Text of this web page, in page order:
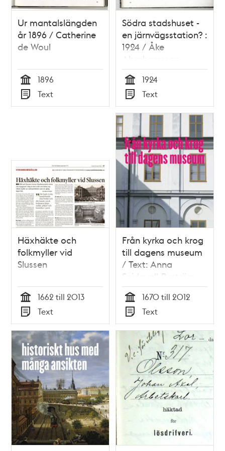
Ur mantalslängden
år 1896 / Catherine
de Woul
Tid
1896
Typ
Text
Södra stadshuset -
en järnvägsstation? :
1924 / Åke
Abrahamsson
Tid
1924
Typ
Text
Häxhäkte och
folkmyller vid
Slussen
Tid
1662 till 2013
Typ
Text
Från kyrka och krog
till dagens museum
/ Text: Anna
Seidevall-Byström
Tid
1670 till 2012
Typ
Text